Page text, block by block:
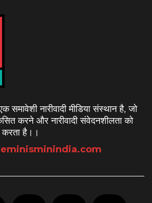
समावेशी नारीवादी मीडिया संस्थान है, जो
करने और नारीवादी संवेदनशीलता को
करता है। ।